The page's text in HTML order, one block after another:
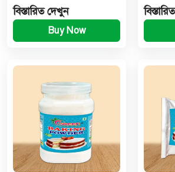
বিস্তারিত দেখুন
Buy Now